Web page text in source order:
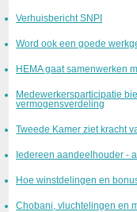
Verhuisbericht SNPI
Word ook een goede
HEMA gaat samenwerken
Medewerkersparticipatie
vermogensverdeling
Tweede Kamer ziet kracht
Iedereen aandeelhouder -
Hoe winstdelingen en
Chobani, vluchtelingen en